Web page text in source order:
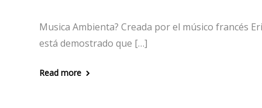
Musica Ambienta? Creada por el músico francés
está demostrado que […]
Read more